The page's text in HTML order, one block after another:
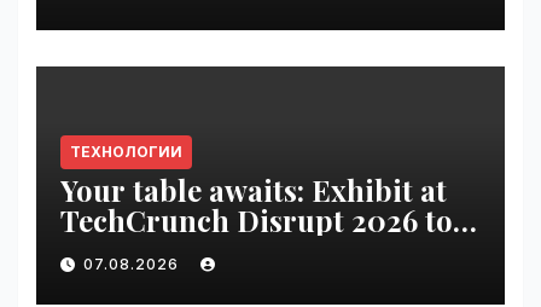
ТЕХНОЛОГИИ
Your table awaits: Exhibit at
TechCrunch Disrupt 2026 to
be seen by thousands |
VseTime.ru
07.08.2026